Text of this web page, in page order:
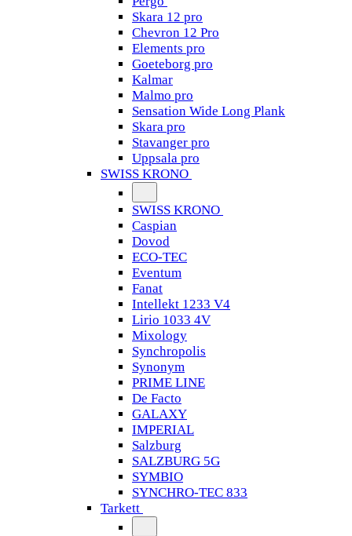
Skara 12 pro
Chevron 12 Pro
Elements pro
Goeteborg pro
Kalmar
Malmo pro
Sensation Wide Long Plank
Skara pro
Stavanger pro
Uppsala pro
SWISS KRONO
SWISS KRONO
Caspian
Dovod
ECO-TEC
Eventum
Fanat
Intellekt 1233 V4
Lirio 1033 4V
Mixology
Synchropolis
Synonym
PRIME LINE
De Facto
GALAXY
IMPERIAL
Salzburg
SALZBURG 5G
SYMBIO
SYNCHRO-TEC 833
Tarkett